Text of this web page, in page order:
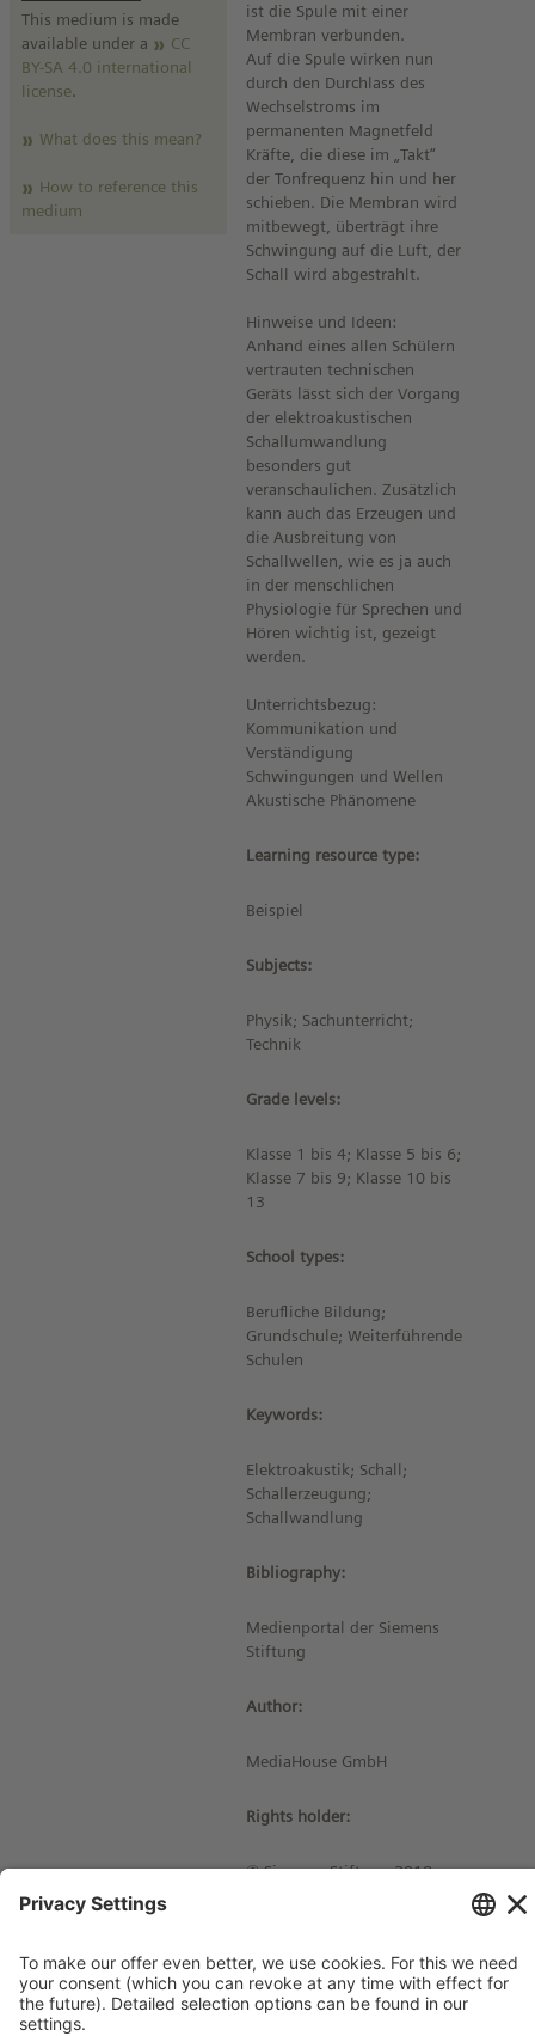
This medium is made
available under a
CC
BY-SA 4.0 international
license.
What does this mean?
How to reference this
medium
ist die Spule mit einer
Membran verbunden.
Auf die Spule wirken nun
durch den Durchlass des
Wechselstroms im
permanenten Magnetfeld
Kräfte, die diese im „Takt“
der Tonfrequenz hin und her
schieben. Die Membran wird
mitbewegt, überträgt ihre
Schwingung auf die Luft, der
Schall wird abgestrahlt.
Hinweise und Ideen:
Anhand eines allen Schülern
vertrauten technischen
Geräts lässt sich der Vorgang
der elektroakustischen
Schallumwandlung
besonders gut
veranschaulichen. Zusätzlich
kann auch das Erzeugen und
die Ausbreitung von
Schallwellen, wie es ja auch
in der menschlichen
Physiologie für Sprechen und
Hören wichtig ist, gezeigt
werden.
Unterrichtsbezug:
Kommunikation und
Verständigung
Schwingungen und Wellen
Akustische Phänomene
Learning resource type:
Beispiel
Subjects:
Physik; Sachunterricht;
Technik
Grade levels:
Klasse 1 bis 4; Klasse 5 bis 6;
Klasse 7 bis 9; Klasse 10 bis
13
School types:
Berufliche Bildung;
Grundschule; Weiterführende
Schulen
Keywords:
Elektroakustik; Schall;
Schallerzeugung;
Schallwandlung
Bibliography:
Medienportal der Siemens
Stiftung
Author:
MediaHouse GmbH
Rights holder:
© Siemens Stiftung 2018
Imprint